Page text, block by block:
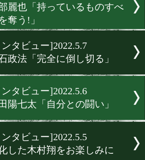
栗原慶太「この試練を乗り
て世界へ行く」
[非公開練習]2022.5.12
井上尚弥がエンジン全開!
[インタビュー]2022.5.10
渡邉卓也「節目の50戦目で
る!」